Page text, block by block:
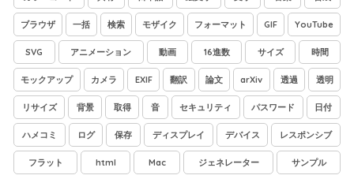
ブラウザ 一括 検索 モザイク フォーマット GIF YouTube
SVG アニメーション 動画 16進数 サイズ 時間
モックアップ カメラ EXIF 翻訳 論文 arXiv 透過 透明
リサイズ 背景 取得 音 セキュリティ パスワード 日付
ハメコミ ログ 保存 ディスプレイ デバイス レスポンシブ
フラット html Mac ジェネレーター サンプル